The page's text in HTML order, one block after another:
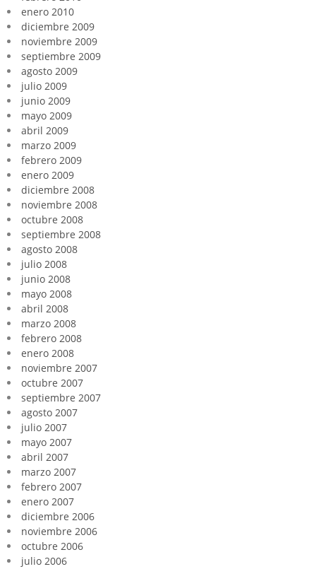
enero 2010
diciembre 2009
noviembre 2009
septiembre 2009
agosto 2009
julio 2009
junio 2009
mayo 2009
abril 2009
marzo 2009
febrero 2009
enero 2009
diciembre 2008
noviembre 2008
octubre 2008
septiembre 2008
agosto 2008
julio 2008
junio 2008
mayo 2008
abril 2008
marzo 2008
febrero 2008
enero 2008
noviembre 2007
octubre 2007
septiembre 2007
agosto 2007
julio 2007
mayo 2007
abril 2007
marzo 2007
febrero 2007
enero 2007
diciembre 2006
noviembre 2006
octubre 2006
julio 2006